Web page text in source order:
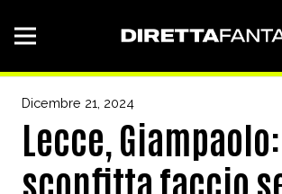
Dicembre 21, 2024
Lecce,
sconfitta faccio